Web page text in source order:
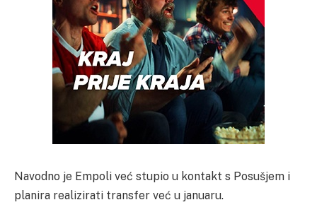
Navodno je Empoli već stupio u kontakt s Posušjem i
planira realizirati transfer već u januaru.